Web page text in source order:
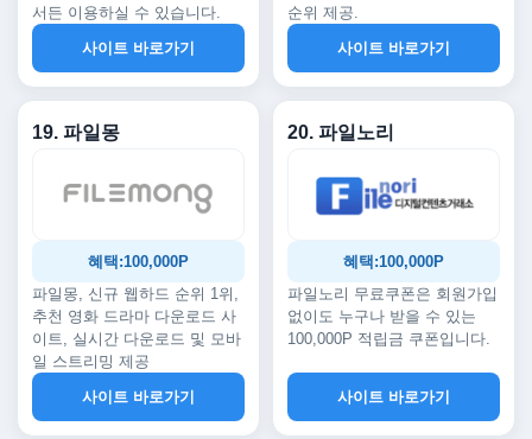
서든 이용하실 수 있습니다.
사이트 바로가기
순위 제공.
사이트 바로가기
19. 파일몽
혜택:100,000P
파일몽, 신규 웹하드 순위 1위,
추천 영화 드라마 다운로드 사
이트, 실시간 다운로드 및 모바
일 스트리밍 제공
사이트 바로가기
20. 파일노리
혜택:100,000P
파일노리 무료쿠폰은 회원가입
없이도 누구나 받을 수 있는
100,000P 적립금 쿠폰입니다.
사이트 바로가기